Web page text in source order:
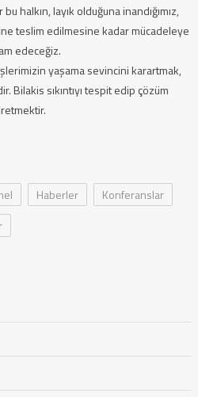
halkın, layık olduğuna inandığımız,
teslim edilmesine kadar mücadeleye
edeceğiz.
yaşama sevincini karartmak,
Bilakis sıkıntıyı tespit edip çözüm
Haberler
Konferanslar